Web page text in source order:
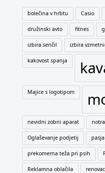
bolečina v hrbtu Casio
družinski avto fitnes
izbira senčil izbira
kakovost spanja
Majice s logotipom
nevidni zobni aparat
Oglaševanje podjetij
prekomerna teža pri psih
Reklamna oblačila